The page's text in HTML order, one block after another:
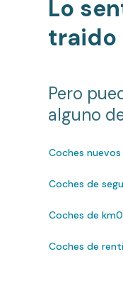
Lo
traido
Pero
alguno
Coches nuevos
Coches de
Coches de km0
Coches de